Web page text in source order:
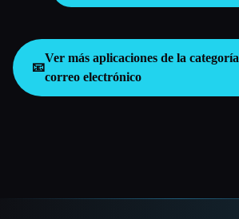
📧
Ver más aplicaciones de la categoría
correo electrónico